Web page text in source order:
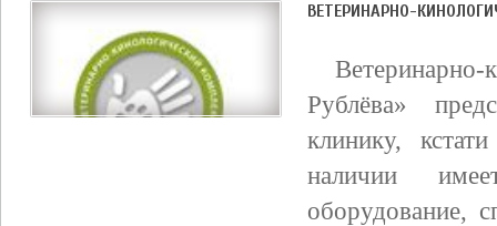
ВЕТЕРИНАРНО-
Рублёва»
клинику,
наличии
оборудование,